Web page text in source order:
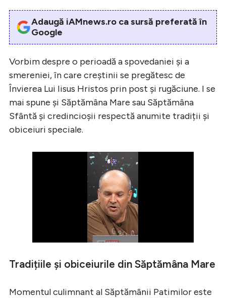
Adaugă iAMnews.ro ca sursă preferată în
Google
Vorbim despre o perioadă a spovedaniei și a
smereniei, în care creștinii se pregătesc de
Învierea Lui Iisus Hristos prin post și rugăciune. I se
mai spune și Săptămâna Mare sau Săptămâna
Sfântă și credincioșii respectă anumite tradiții și
obiceiuri speciale.
Tradițiile și obiceiurile din Săptămâna Mare
Momentul culimnant al Săptămânii Patimilor este